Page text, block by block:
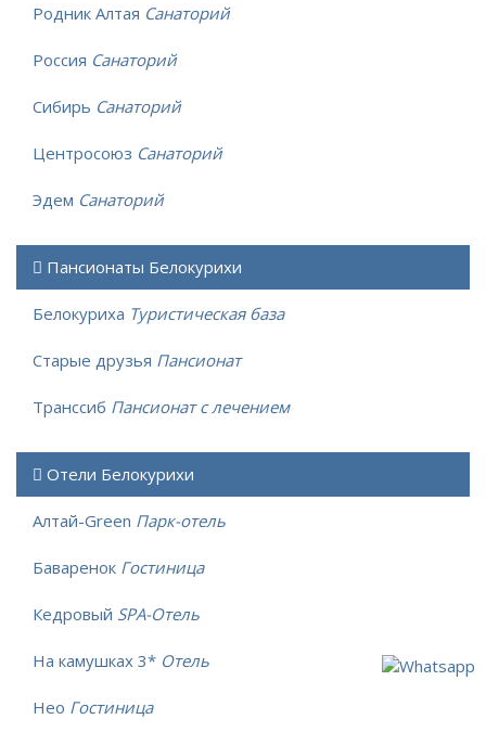
Родник Алтая Санаторий
Россия Санаторий
Сибирь Санаторий
Центросоюз Санаторий
Эдем Санаторий
Пансионаты Белокурихи
Белокуриха Туристическая база
Старые друзья Пансионат
Транссиб Пансионат с лечением
Отели Белокурихи
Алтай-Green Парк-отель
Баваренок Гостиница
Кедровый SPA-Отель
На камушках 3* Отель
Нео Гостиница